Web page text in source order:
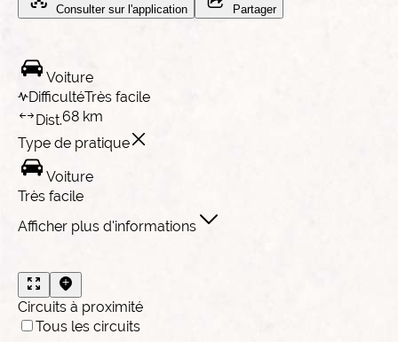
Consulter sur l'application Partager
Voiture
DifficultéTrès facile
Dist.68 km
Type de pratique
Voiture
Très facile
Afficher plus d'informations
Circuits à proximité
Tous les circuits